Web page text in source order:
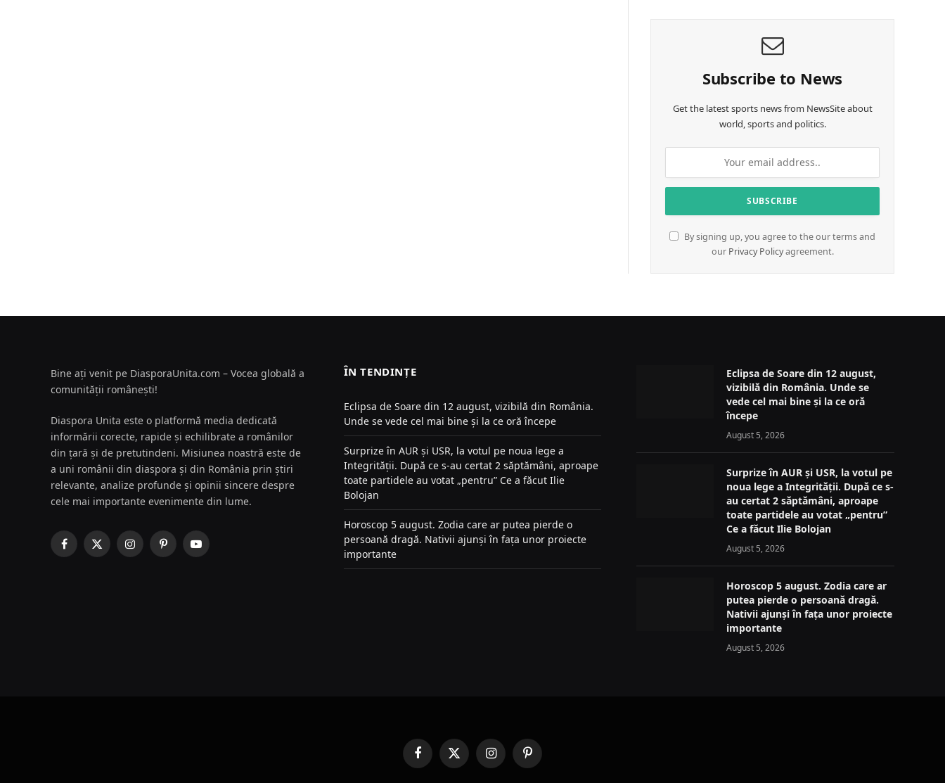
Subscribe to News
Get the latest sports news from NewsSite about
world, sports and politics.
By signing up, you agree to the our terms and
our Privacy Policyagreement.
Bine ați venit pe DiasporaUnita.com – Vocea globală a
comunității românești!
Diaspora Unita este o platformă media dedicată
informării corecte, rapide și echilibrate a românilor
din țară și de pretutindeni. Misiunea noastră este de
a uni românii din diaspora și din România prin știri
relevante, analize profunde și opinii sincere despre
cele mai importante evenimente din lume.
Facebook
X
InstagramPinterestYouTube
ÎN TENDINȚE
Eclipsa de Soare din 12 august, vizibilă din România.
Unde se vede cel mai bine și la ce oră începe
Surprize în AUR și USR, la votul pe noua lege a
Integrității. După ce s-au certat 2 săptămâni, aproape
toate partidele au votat „pentru” Ce a făcut Ilie
Bolojan
Horoscop 5 august. Zodia care ar putea pierde o
persoană dragă. Nativii ajunși în fața unor proiecte
importante
Eclipsa de Soare din 12 august,
vizibilă din România. Unde se
vede cel mai bine și la ce oră
începe
August 5, 2026
Surprize în AUR și USR, la votul pe
noua lege a Integrității. După ce s-
au certat 2 săptămâni, aproape
toate partidele au votat „pentru”
Ce a făcut Ilie Bolojan
August 5, 2026
Horoscop 5 august. Zodia care ar
putea pierde o persoană dragă.
Nativii ajunși în fața unor proiecte
importante
August 5, 2026
FacebookX
(Twitter)
InstagramPinterest